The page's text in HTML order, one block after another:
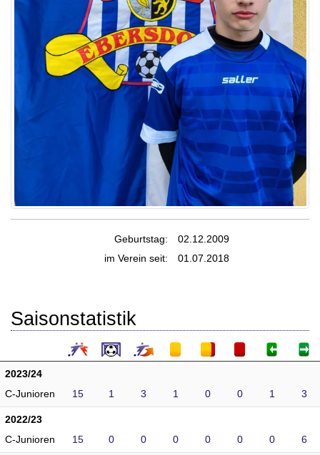
Geburtstag:
02.12.2009
im Verein seit:
01.07.2018
Saisonstatistik
2023/24
C-Junioren
15 1 3 1 0 0 1 3
2022/23
C-Junioren
15 0 0 0 0 0 0 6